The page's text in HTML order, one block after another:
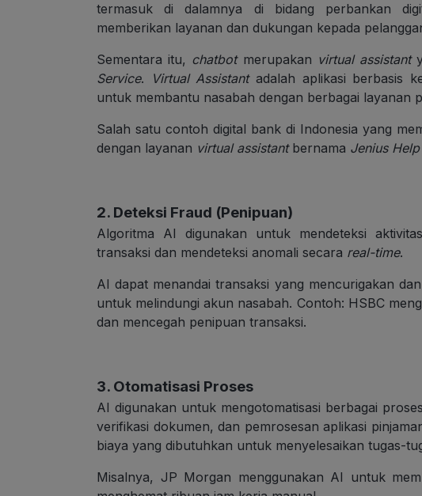
termasuk di dalamnya di bidang perbankan
memberikan layanan dan dukungan kepada
Sementara itu, chatbotmerupakan virtual assistant
Service. Virtual Assistantadalah aplikasi berbasis
untuk membantu nasabah dengan berbagai layanan
Salah satu contoh digital bank di Indonesia yang
dengan layanan virtual assistantbernama Jenius Help
2. Deteksi Fraud (Penipuan)
Algoritma AI digunakan untuk mendeteksi
transaksi dan mendeteksi anomali secara real-time.
AI dapat menandai transaksi yang mencurigakan
untuk melindungi akun nasabah. Contoh: HSBC
dan mencegah penipuan transaksi.
3. Otomatisasi Proses
AI digunakan untuk mengotomatisasi berbagai proses
verifikasi dokumen, dan pemrosesan aplikasi
biaya yang dibutuhkan untuk menyelesaikan tugas-
Misalnya, JP Morgan menggunakan AI untuk